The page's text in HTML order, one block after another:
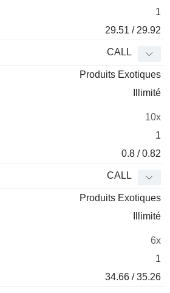
1
29.51 / 29.92
CALL
Produits Exotiques
Illimité
10x
1
0.8 / 0.82
CALL
Produits Exotiques
Illimité
6x
1
34.66 / 35.26